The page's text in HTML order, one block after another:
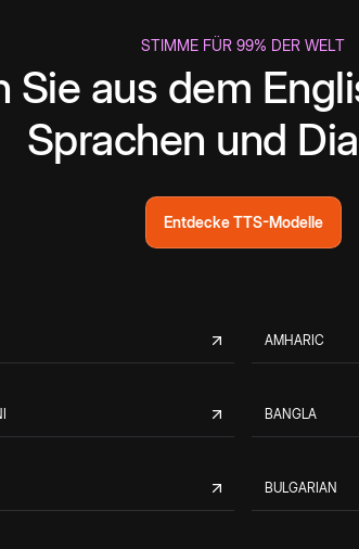
STIMME FÜR 99% DER WELT
Sie aus dem
Sprachen und
Entdecke TTS-Modelle
AMHARIC
BANGLA
BULGARIAN